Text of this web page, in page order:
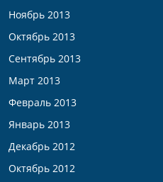
Ноябрь 2013
Октябрь 2013
Сентябрь 2013
Март 2013
Февраль 2013
Январь 2013
Декабрь 2012
Октябрь 2012